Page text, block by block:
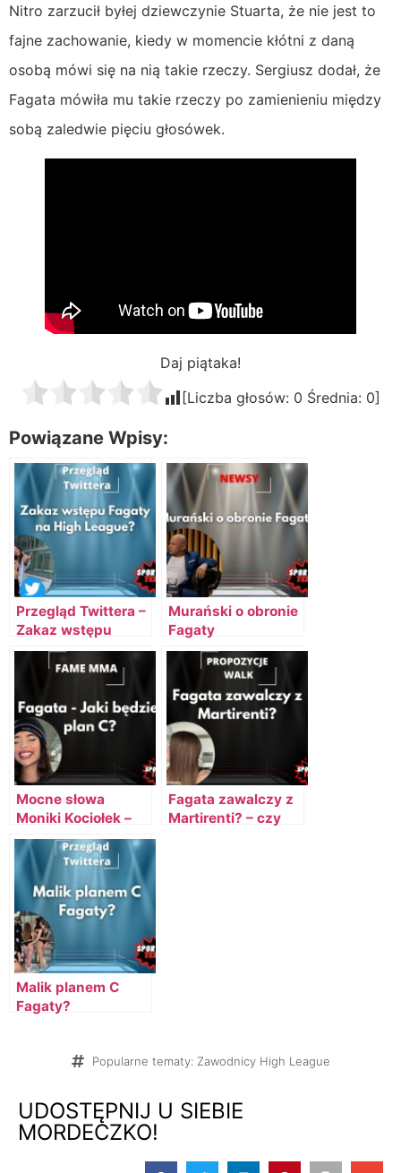
Nitro zarzucił byłej dziewczynie Stuarta, że nie jest to
fajne zachowanie, kiedy w momencie kłótni z daną
osobą mówi się na nią takie rzeczy. Sergiusz dodał, że
Fagata mówiła mu takie rzeczy po zamienieniu między
sobą zaledwie pięciu głosówek.
Daj piątaka!
[Liczba głosów: 0 Średnia: 0]
Powiązane Wpisy:
Przegląd Twittera –
Zakaz wstępu
Fagaty na High
League?
Murański o obronie
Fagaty
Mocne słowa
Moniki Kociołek –
czy Fagata
wyprowadziła ją z
równowagi?
Fagata zawalczy z
Martirenti? – czy
Malik planem C
Fagaty?
Popularne tematy: Zawodnicy High League
UDOSTĘPNIJ U SIEBIE
MORDECZKO!